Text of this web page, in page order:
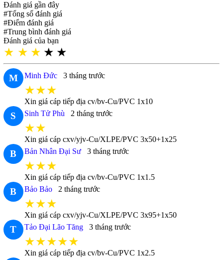
Đánh giá gần đây
#Tổng số đánh giá
#Điểm đánh giá
#Trung bình đánh giá
Đánh giá của bạn
★ ★ ★ ★ ★
M Minh Đức 3 tháng trước
★★★
Xin giá cáp tiếp địa cv/bv-Cu/PVC 1x10
S Sinh Tử Phù 2 tháng trước
★★
Xin giá cáp cxv/yjv-Cu/XLPE/PVC 3x50+1x25
B Bản Nhân Đại Sư 3 tháng trước
★★★
Xin giá cáp tiếp địa cv/bv-Cu/PVC 1x1.5
B Bảo Bảo 2 tháng trước
★★★
Xin giá cáp cxv/yjv-Cu/XLPE/PVC 3x95+1x50
T Tảo Đại Lão Tăng 3 tháng trước
★★★★★
Xin giá cáp tiếp địa cv/bv-Cu/PVC 1x2.5